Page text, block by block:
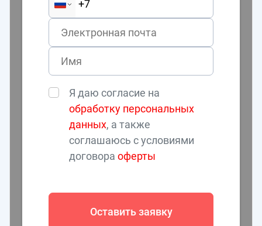
Я даю согласие на
обработку персональных
данных, а также
соглашаюсь с условиями
договораоферты
Оставить заявку